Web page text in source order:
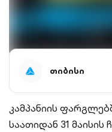
თიბისი
კამპანიის
საათიდან 31